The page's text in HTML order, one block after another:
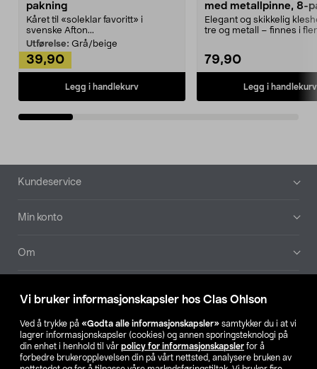
Vi bruker informasjonskapsler hos Clas Ohlson
Ved å trykke på «Godta alle informasjonskapsler» samtykker du i at vi
lagrer informasjonskapsler (cookies) og annen sporingsteknologi på
din enhet i henhold til vår policy for informasjonskapsler for å
forbedre brukeropplevelsen din på vårt nettsted, analysere bruken av
pakning
Kåret til «soleklar favoritt» i
svenske Afton...
Utførelse: Grå/beige
39,90
Legg i handlekurv
med metallpinne, 8-
Elegant og skikkelig
tre og metall – finnes i
79,90
Legg i handlekurv
Bunntekst
Kundeservice
Min konto
Om
Våre selskaper
Finn din butikk